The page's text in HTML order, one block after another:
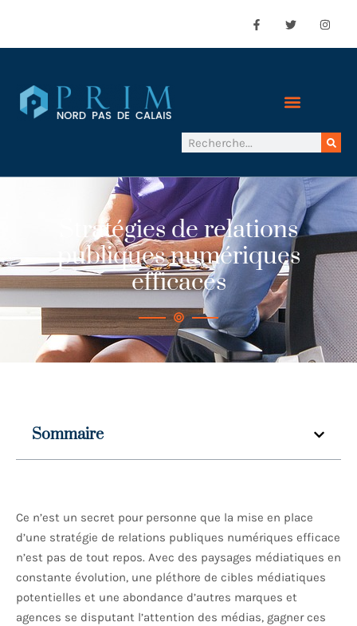
Stratégies de relations
publiques numériques
efficaces
Sommaire
Ce n’est un secret pour personne que la mise en place
d’une stratégie de relations publiques numériques efficace
n’est pas de tout repos. Avec des paysages médiatiques en
constante évolution, une pléthore de cibles médiatiques
potentielles et une abondance d’autres marques et
agences se disputant l’attention des médias, gagner ces